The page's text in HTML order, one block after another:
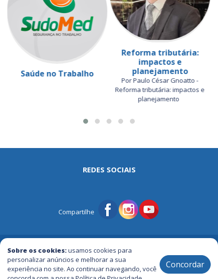
Saúde no Trabalho
Reforma tributária:
impactos e
planejamento
Por Paulo César Gnoatto -
Reforma tributária: impactos e
planejamento
Sobre os cookies:usamos cookies para
personalizar anúncios e melhorar a sua
experiência no site. Ao continuar navegando, você
Concordar
REDES SOCIAIS
Compartilhe
2005 / 2026 ® Todos os Direitos Reservados